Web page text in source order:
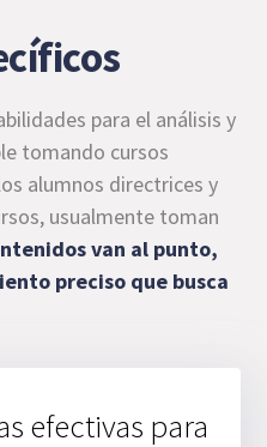
para el análisis y
tomando cursos
alumnos directrices y
usualmente toman
van al punto,
preciso que busca
efectivas para